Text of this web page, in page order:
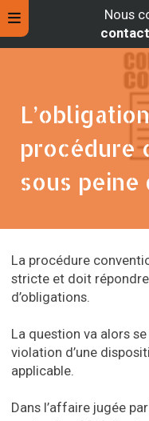
Nous
procédure
sous peine
La procédure
stricte et doit
d’obligations.
La question va alors
violation d’une
applicable.
Dans l’affaire jugée